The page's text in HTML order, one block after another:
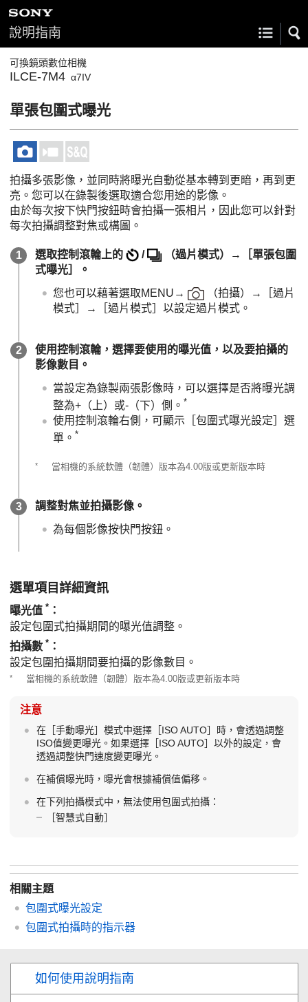
說明指南
可換鏡頭數位相機
ILCE-7M4 α7IV
單張包圍式曝光
拍攝多張影像，並同時將曝光自動從基本轉到更暗，再到更
亮。您可以在錄製後選取適合您用途的影像。
由於每次按下快門按鈕時會拍攝一張相片，因此您可以針對
每次拍攝調整對焦或構圖。
選取控制滾輪上的 / （過片模式）→
［單張包圍
式曝光］
。
您也可以藉著選取MENU → （拍攝）→
［過片
模式］
→ ［過片模式］ 以設定過片模式。
使用控制滾輪，選擇要使用的曝光值，以及要拍攝的
影像數目。
當設定為錄製兩張影像時，可以選擇是否將曝光調
整為+（上）或-（下）側。 *
使用控制滾輪右側，可顯示 ［包圍式曝光設定］ 選
單。 *
* 當相機的系統軟體（韌體）版本為4.00版或更新版本時
調整對焦並拍攝影像。
為每個影像按快門按鈕。
選單項目詳細資訊
曝光值 * ：
設定包圍式拍攝期間的曝光值調整。
拍攝數 * ：
設定包圍拍攝期間要拍攝的影像數目。
* 當相機的系統軟體（韌體）版本為4.00版或更新版本時
注意
在［手動曝光］ 模式中選擇［ISO AUTO］
時，會透過調整
ISO值變更曝光。如果選擇［ISO AUTO］ 以外的設定，會
透過調整快門速度變更曝光。
在補償曝光時，曝光會根據補償值偏移。
在下列拍攝模式中，無法使用包圍式拍攝：
［智慧式自動］
相關主題
包圍式曝光設定
包圍式拍攝時的指示器
如何使用說明指南